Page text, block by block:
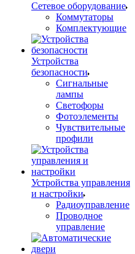
Сетевое оборудование
Коммутаторы
Комплектующие
Устройства
безопасности
Сигнальные
лампы
Светофоры
Фотоэлементы
Чувствительные
профили
Устройства управления
и настройки
Радиоуправление
Проводное
управление